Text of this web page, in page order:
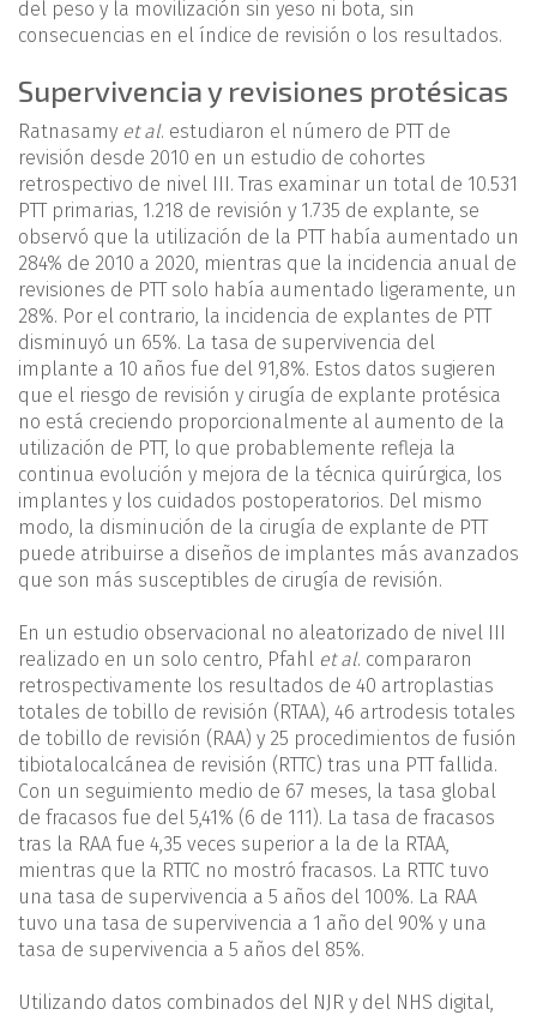
del peso y la movilización sin yeso ni bota, sin
consecuencias en el índice de revisión o los resultados.
Supervivencia y revisiones protésicas
Ratnasamy et al. estudiaron el número de PTT de
revisión desde 2010 en un estudio de cohortes
retrospectivo de nivel III. Tras examinar un total de 10.531
PTT primarias, 1.218 de revisión y 1.735 de explante, se
observó que la utilización de la PTT había aumentado un
284% de 2010 a 2020, mientras que la incidencia anual de
revisiones de PTT solo había aumentado ligeramente, un
28%. Por el contrario, la incidencia de explantes de PTT
disminuyó un 65%. La tasa de supervivencia del
implante a 10 años fue del 91,8%. Estos datos sugieren
que el riesgo de revisión y cirugía de explante protésica
no está creciendo proporcionalmente al aumento de la
utilización de PTT, lo que probablemente refleja la
continua evolución y mejora de la técnica quirúrgica, los
implantes y los cuidados postoperatorios. Del mismo
modo, la disminución de la cirugía de explante de PTT
puede atribuirse a diseños de implantes más avanzados
que son más susceptibles de cirugía de revisión.
En un estudio observacional no aleatorizado de nivel III
realizado en un solo centro, Pfahl et al. compararon
retrospectivamente los resultados de 40 artroplastias
totales de tobillo de revisión (RTAA), 46 artrodesis totales
de tobillo de revisión (RAA) y 25 procedimientos de fusión
tibiotalocalcánea de revisión (RTTC) tras una PTT fallida.
Con un seguimiento medio de 67 meses, la tasa global
de fracasos fue del 5,41% (6 de 111). La tasa de fracasos
tras la RAA fue 4,35 veces superior a la de la RTAA,
mientras que la RTTC no mostró fracasos. La RTTC tuvo
una tasa de supervivencia a 5 años del 100%. La RAA
tuvo una tasa de supervivencia a 1 año del 90% y una
tasa de supervivencia a 5 años del 85%.
Utilizando datos combinados del NJR y del NHS digital,